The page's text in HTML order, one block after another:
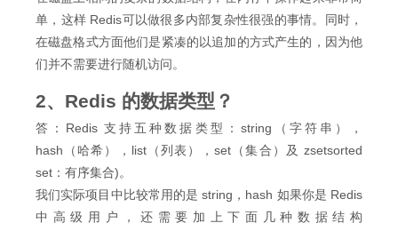
单，这样 Redis可以做很多内部复杂性很强的事情。同时，
在磁盘格式方面他们是紧凑的以追加的方式产生的，因为他
们并不需要进行随机访问。
2、Redis 的数据类型？
答：Redis 支持五种数据类型：string（字符串），
hash（哈希），list（列表），set（集合）及 zsetsorted
set：有序集合)。
我们实际项目中比较常用的是 string，hash 如果你是 Redis
中高级用户，还需要加上下面几种数据结构